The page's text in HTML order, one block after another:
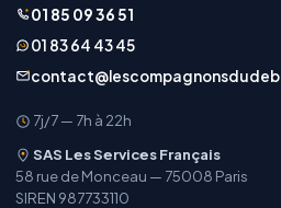
01 85 09 36 51
01 83 64 43 45
7j/7 — 7h à 22h
SAS Les Services Français
58 rue de Monceau — 75008 Paris
SIREN 987733110